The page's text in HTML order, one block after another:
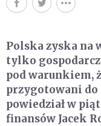
Polska zyska na
tylko
pod warunkiem,
przygotowani
powiedział w
finansów Jacek